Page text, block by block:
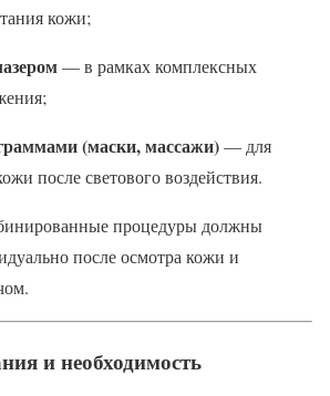
кожи;
— в рамках комплексных
(маски, массажи)— для
после светового воздействия.
процедуры должны
после осмотра кожи и
и необходимость